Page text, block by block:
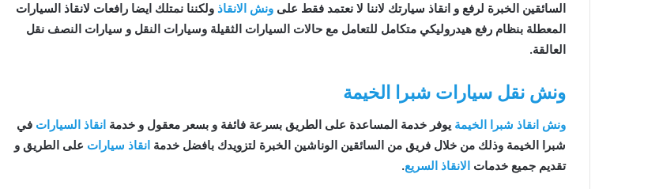
السائقين الخبرة لرفع و انقاذ سيارتك لاننا لا نعتمد فقط على ونش الانقاذ ولكننا نمتلك ايضا رافعات لانقاذ السيارات
المعطلة بنظام رفع هيدروليكي متكامل للتعامل مع حالات السيارات الثقيلة وسيارات النقل و سيارات النصف نقل
العالقة.
ونش نقل سيارات شبرا الخيمة
ونش انقاذ شبرا الخيمة يوفر خدمة المساعدة على الطريق بسرعة فائفة و بسعر معقول و خدمة انقاذ السيارات في
شبرا الخيمة وذلك من خلال فريق من السائقين الوناشين الخبرة لتزويدك بافضل خدمة انقاذ سيارات على الطريق و
تقديم جميع خدمات الانقاذ السريع.